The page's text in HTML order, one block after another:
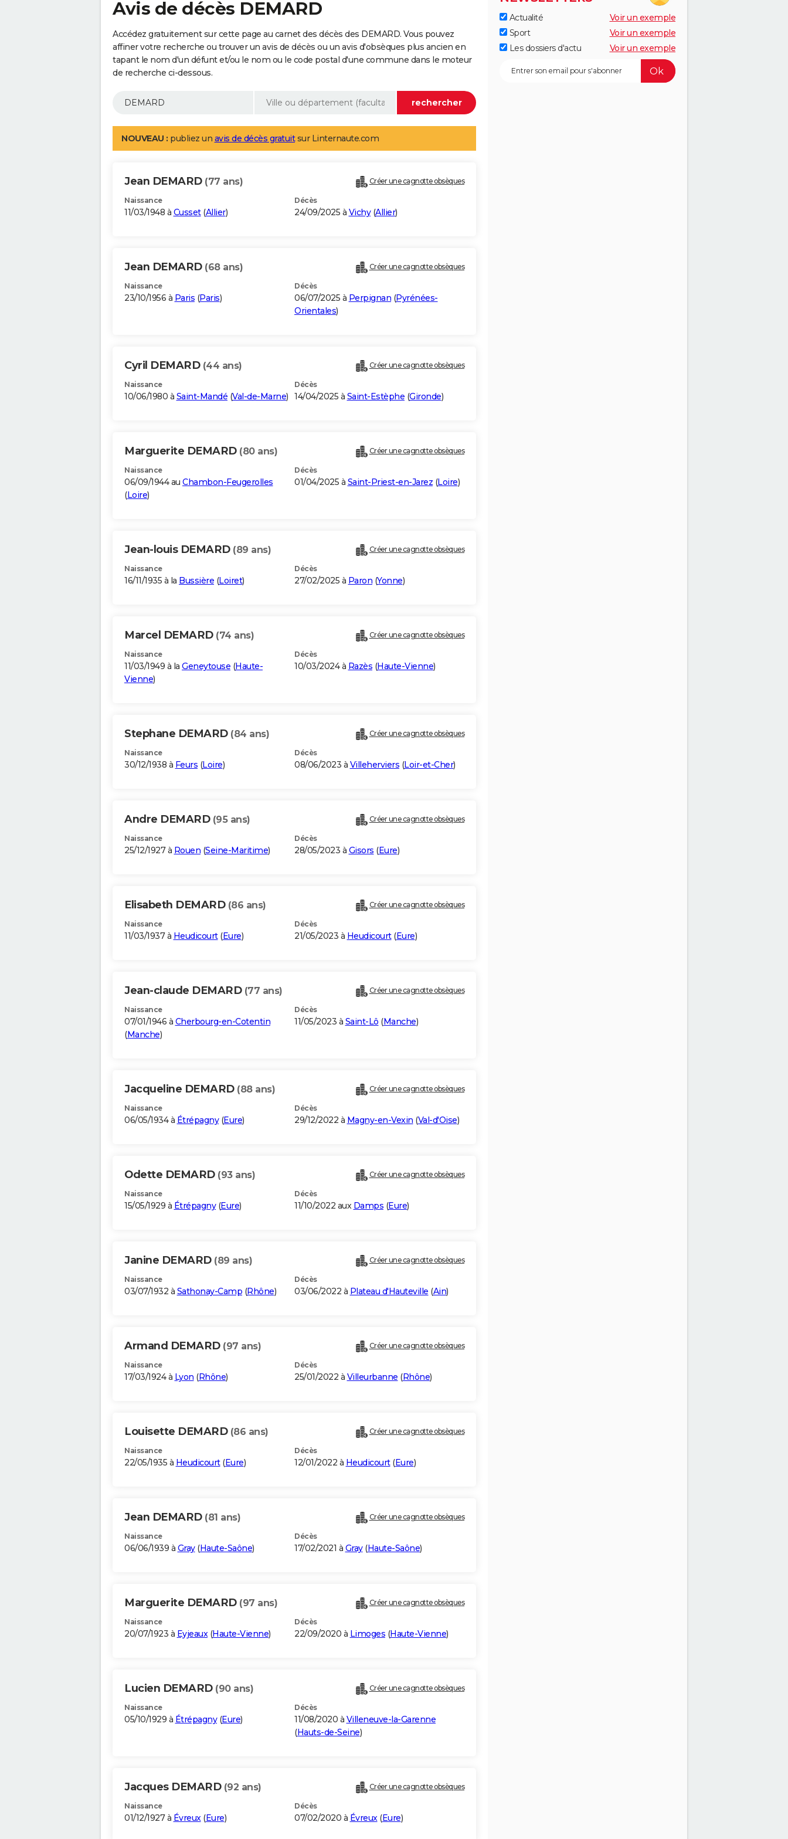
Avis de décès DEMARD
Accédez gratuitement sur cette page au carnet des décès des DEMARD. Vous pouvez
affiner votre recherche ou trouver un avis de décès ou un avis d'obsèques plus ancien en
tapant le nom d'un défunt et/ou le nom ou le code postal d'une commune dans le moteur
de recherche ci-dessous.
NOUVEAU : publiez un avis de décès gratuitsur Linternaute.com
Jean DEMARD (77 ans) Créer une cagnotte obsèques
Naissance
11/03/1948 à Cusset(Allier)
Décès
24/09/2025 à Vichy(Allier)
Jean DEMARD (68 ans) Créer une cagnotte obsèques
Naissance
23/10/1956 à Paris (Paris)
Décès
06/07/2025 à Perpignan (Pyrénées-
Orientales)
Cyril DEMARD (44 ans) Créer une cagnotte obsèques
Naissance
10/06/1980 à Saint-Mandé (Val-de-Marne)
Décès
14/04/2025 à Saint-Estèphe (Gironde)
Marguerite DEMARD (80 ans) Créer une cagnotte obsèques
Naissance
06/09/1944 au Chambon-Feugerolles
(Loire)
Décès
01/04/2025 à Saint-Priest-en-Jarez (Loire)
Jean-louis DEMARD (89 ans) Créer une cagnotte obsèques
Naissance
16/11/1935 à la Bussière (Loiret)
Décès
27/02/2025 à Paron (Yonne)
Marcel DEMARD (74 ans) Créer une cagnotte obsèques
Naissance
11/03/1949 à la Geneytouse (Haute-
Vienne)
Décès
10/03/2024 à Razès (Haute-Vienne)
Stephane DEMARD (84 ans) Créer une cagnotte obsèques
Naissance
30/12/1938 à Feurs (Loire)
Décès
08/06/2023 à Villeherviers (Loir-et-Cher)
Andre DEMARD (95 ans) Créer une cagnotte obsèques
Naissance
25/12/1927 à Rouen (Seine-Maritime)
Décès
28/05/2023 à Gisors (Eure)
Elisabeth DEMARD (86 ans) Créer une cagnotte obsèques
Naissance
11/03/1937 à Heudicourt(Eure)
Décès
21/05/2023 à Heudicourt(Eure)
Jean-claude DEMARD (77 ans) Créer une cagnotte obsèques
Naissance
07/01/1946 à Cherbourg-en-Cotentin
(Manche)
Décès
11/05/2023 à Saint-Lô (Manche)
Jacqueline DEMARD (88 ans) Créer une cagnotte obsèques
Naissance
06/05/1934 à Étrépagny(Eure)
Décès
29/12/2022 à Magny-en-Vexin (Val-d'Oise)
Odette DEMARD (93 ans) Créer une cagnotte obsèques
Naissance
15/05/1929 à Étrépagny(Eure)
Décès
11/10/2022 aux Damps (Eure)
Janine DEMARD (89 ans) Créer une cagnotte obsèques
Naissance
03/07/1932 à Sathonay-Camp (Rhône)
Décès
03/06/2022 à Plateau d'Hauteville (Ain)
Armand DEMARD (97 ans) Créer une cagnotte obsèques
Naissance
17/03/1924 à Lyon (Rhône)
Décès
25/01/2022 à Villeurbanne (Rhône)
Louisette DEMARD (86 ans) Créer une cagnotte obsèques
Naissance
22/05/1935 à Heudicourt(Eure)
Décès
12/01/2022 à Heudicourt(Eure)
Jean DEMARD (81 ans) Créer une cagnotte obsèques
Naissance
06/06/1939 à Gray(Haute-Saône)
Décès
17/02/2021 à Gray(Haute-Saône)
Marguerite DEMARD (97 ans) Créer une cagnotte obsèques
Naissance
20/07/1923 à Eyjeaux(Haute-Vienne)
Décès
22/09/2020 à Limoges (Haute-Vienne)
Lucien DEMARD (90 ans) Créer une cagnotte obsèques
Naissance
05/10/1929 à Étrépagny(Eure)
Décès
11/08/2020 à Villeneuve-la-Garenne
(Hauts-de-Seine)
Jacques DEMARD (92 ans) Créer une cagnotte obsèques
Naissance
01/12/1927 à Évreux(Eure)
Décès
07/02/2020 à Évreux(Eure)
Actualité
Voir un exemple
Sport
Voir un exemple
Les dossiers d'actu
Voir un exemple